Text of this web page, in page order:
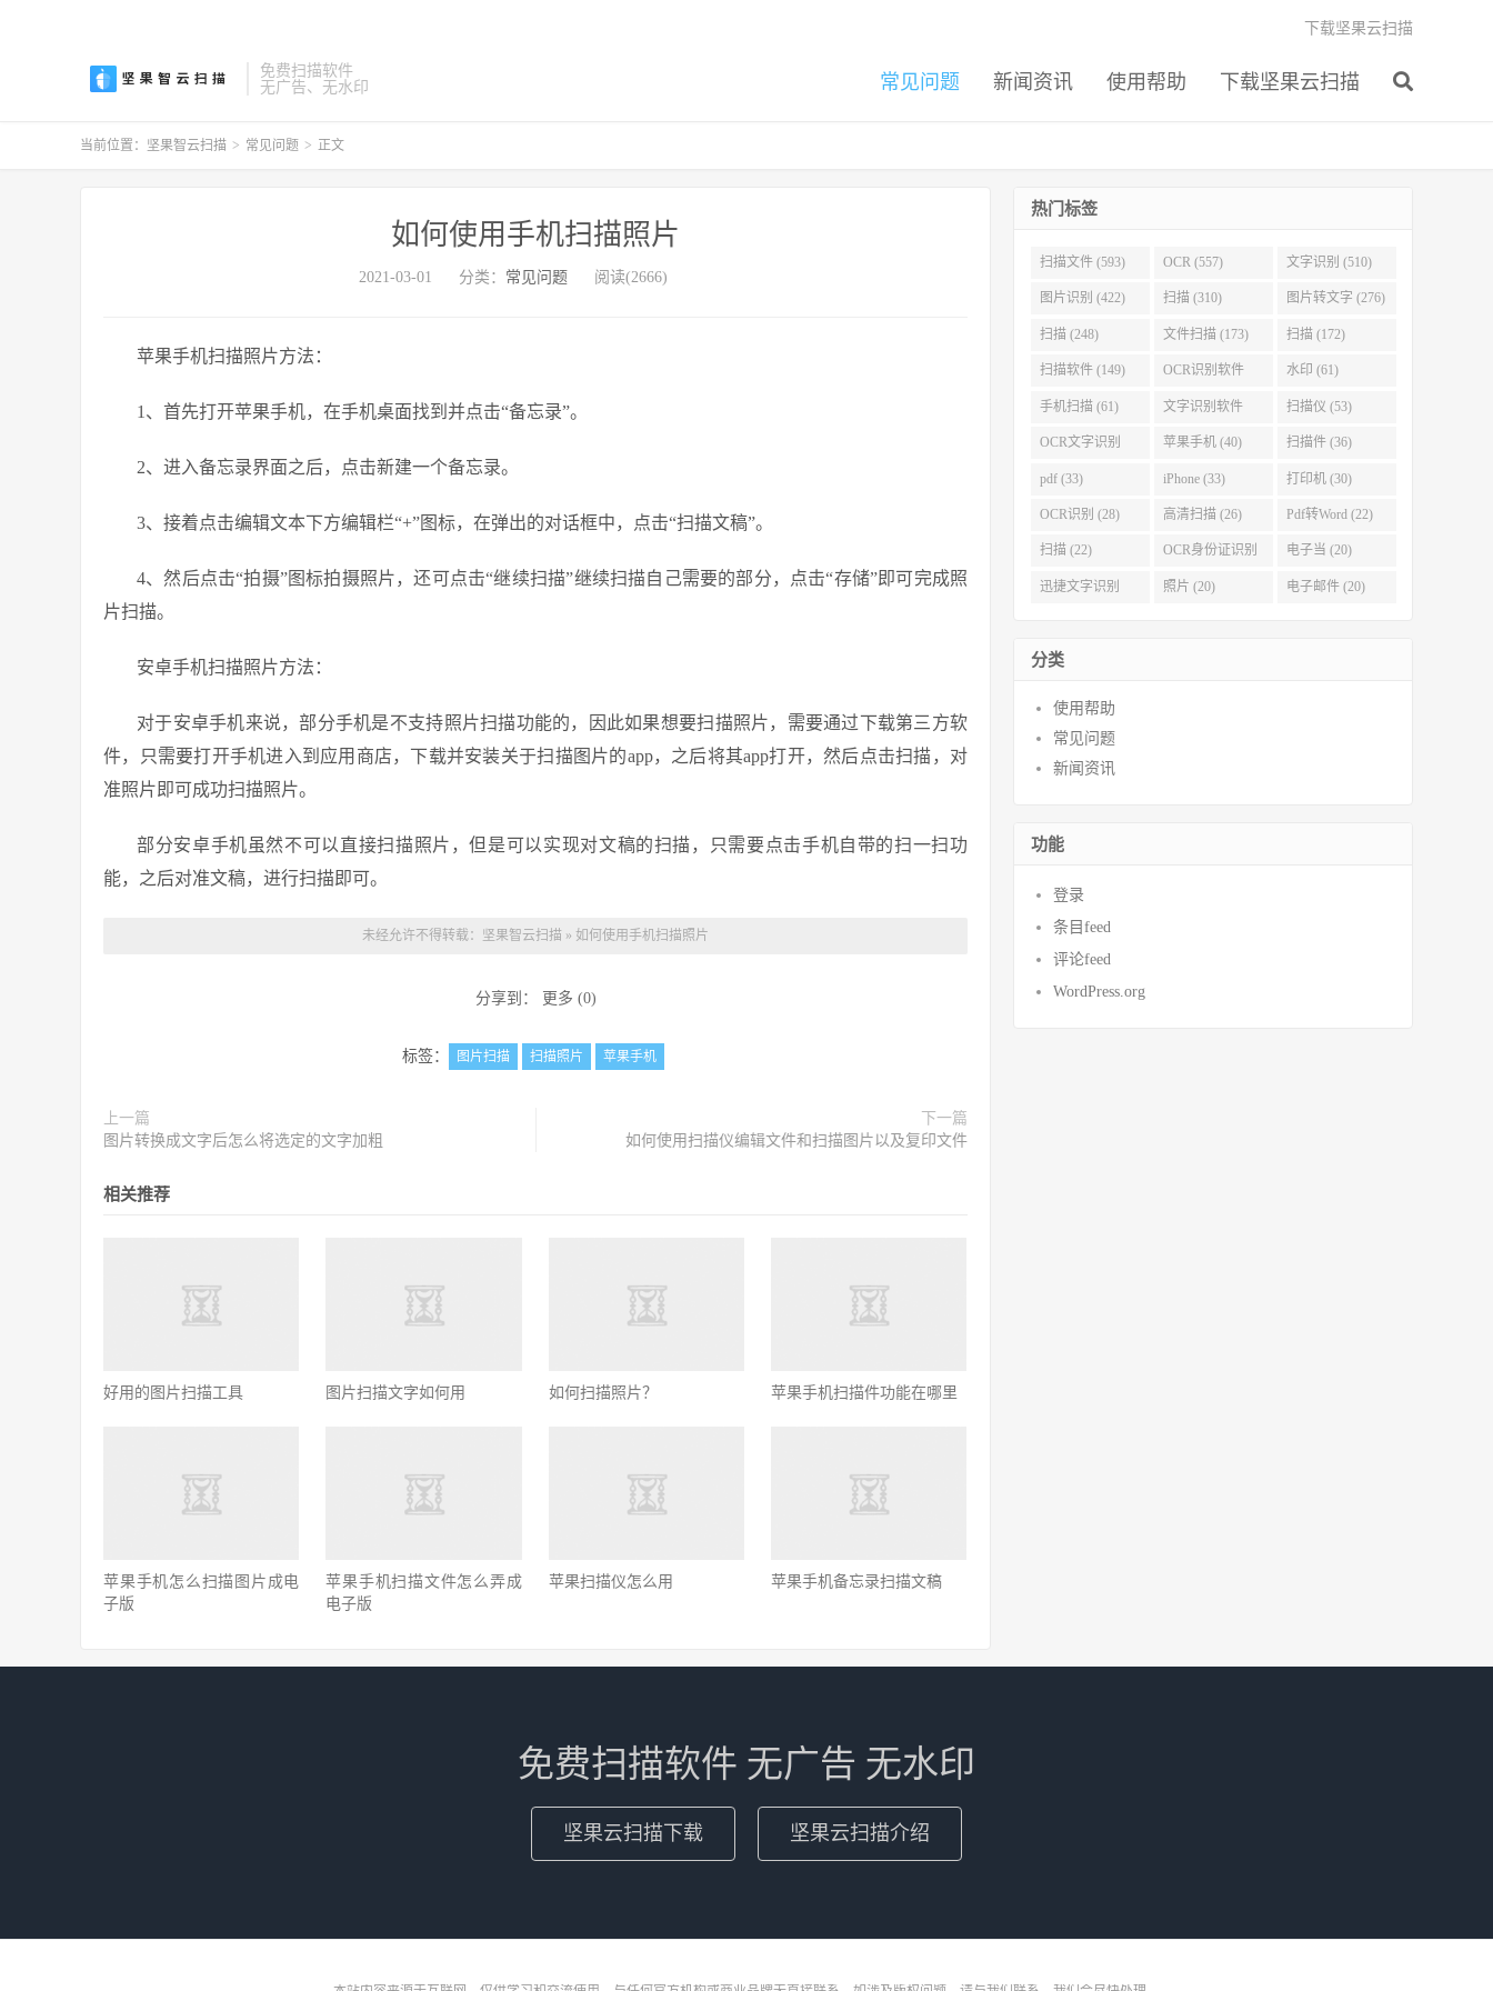
免费扫描软件
无广告、无水印
常见问题 新闻资讯 使用帮助 下载坚果云扫描
下载坚果云扫描
当前位置： 坚果智云扫描 > 常见问题 > 正文
如何使用手机扫描照片
2021-03-01 分类： 常见问题 阅读(2666)
苹果手机扫描照片方法：
1、首先打开苹果手机，在手机桌面找到并点击“备忘录”。
2、进入备忘录界面之后，点击新建一个备忘录。
3、接着点击编辑文本下方编辑栏“+”图标，在弹出的对话框中，点击“扫描文稿”。
4、然后点击“拍摄”图标拍摄照片，还可点击“继续扫描”继续扫描自己需要的部分，点击“存储”即可完成照
片扫描。
安卓手机扫描照片方法：
对于安卓手机来说，部分手机是不支持照片扫描功能的，因此如果想要扫描照片，需要通过下载第三方软
件，只需要打开手机进入到应用商店，下载并安装关于扫描图片的app，之后将其app打开，然后点击扫描，对
准照片即可成功扫描照片。
部分安卓手机虽然不可以直接扫描照片，但是可以实现对文稿的扫描，只需要点击手机自带的扫一扫功
能，之后对准文稿，进行扫描即可。
未经允许不得转载： 坚果智云扫描 » 如何使用手机扫描照片
分享到： 更多 (0)
标签： 图片扫描 扫描照片 苹果手机
上一篇
图片转换成文字后怎么将选定的文字加粗
下一篇
如何使用扫描仪编辑文件和扫描图片以及复印文件
相关推荐
好用的图片扫描工具 图片扫描文字如何用 如何扫描照片？ 苹果手机扫描件功能在哪里
苹果手机怎么扫描图片成电
子版
苹果手机扫描文件怎么弄成
电子版
苹果扫描仪怎么用 苹果手机备忘录扫描文稿
热门标签
扫描文件 (593) OCR (557) 文字识别 (510)
图片识别 (422) 扫描 (310) 图片转文字 (276)
扫描 (248) 文件扫描 (173) 扫描 (172)
扫描软件 (149) OCR识别软件
(103)
水印 (61)
手机扫描 (61) 文字识别软件
(60)
扫描仪 (53)
OCR文字识别
(51)
苹果手机 (40) 扫描件 (36)
pdf (33) iPhone (33) 打印机 (30)
OCR识别 (28) 高清扫描 (26) Pdf转Word (22)
扫描 (22) OCR身份证识别
(21)
电子当 (20)
迅捷文字识别 照片 (20) 电子邮件 (20)
分类
使用帮助
常见问题
新闻资讯
功能
登录
条目feed
评论feed
WordPress.org
免费扫描软件 无广告 无水印
坚果云扫描下载 坚果云扫描介绍